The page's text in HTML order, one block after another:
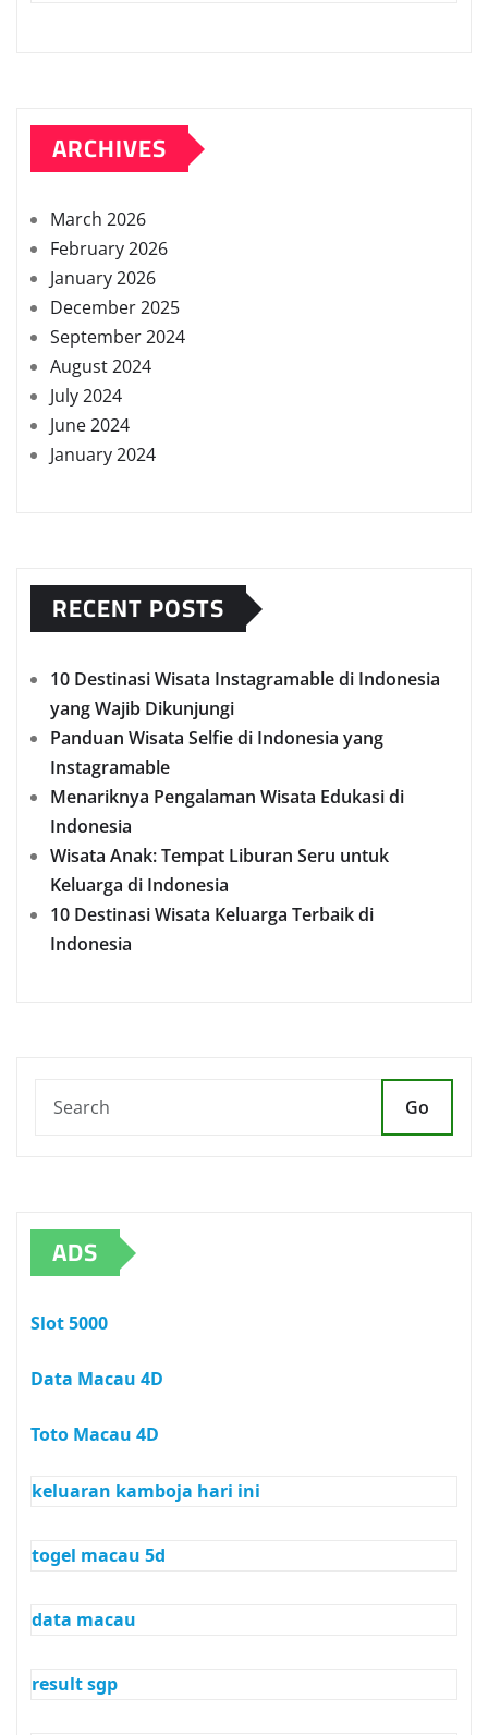
ARCHIVES
March 2026
February 2026
January 2026
December 2025
September 2024
August 2024
July 2024
June 2024
January 2024
RECENT POSTS
10 Destinasi Wisata Instagramable di Indonesia
yang Wajib Dikunjungi
Panduan Wisata Selfie di Indonesia yang
Instagramable
Menariknya Pengalaman Wisata Edukasi di
Indonesia
Wisata Anak: Tempat Liburan Seru untuk
Keluarga di Indonesia
10 Destinasi Wisata Keluarga Terbaik di
Indonesia
Go
ADS
Slot 5000
Data Macau 4D
Toto Macau 4D
keluaran kamboja hari ini
togel macau 5d
data macau
result sgp